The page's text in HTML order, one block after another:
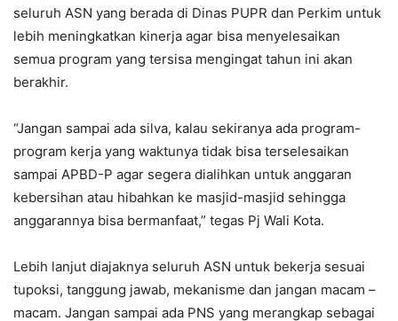
seluruh ASN yang berada di Dinas PUPR dan Perkim untuk
lebih meningkatkan kinerja agar bisa menyelesaikan
semua program yang tersisa mengingat tahun ini akan
berakhir.
“Jangan sampai ada silva, kalau sekiranya ada program-
program kerja yang waktunya tidak bisa terselesaikan
sampai APBD-P agar segera dialihkan untuk anggaran
kebersihan atau hibahkan ke masjid-masjid sehingga
anggarannya bisa bermanfaat,” tegas Pj Wali Kota.
Lebih lanjut diajaknya seluruh ASN untuk bekerja sesuai
tupoksi, tanggung jawab, mekanisme dan jangan macam –
macam. Jangan sampai ada PNS yang merangkap sebagai